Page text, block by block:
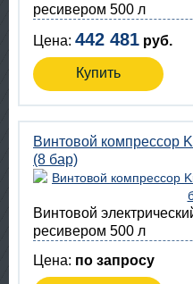
ресивером 500 л
Цена: 442 481 руб.
Купить
Винтовой компрессор
(8 бар)
Винтовой электрический 1700 л/мин, 8 бар с
ресивером 500 л
Цена: по запросу